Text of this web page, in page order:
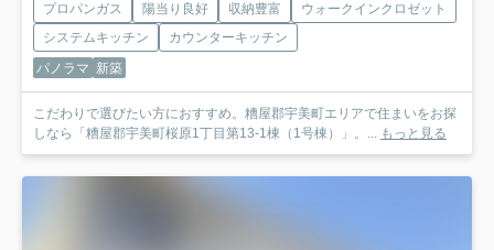
プロパンガス 陽当り良好 収納豊富
ウォークインクロゼット
システムキッチン
カウンターキッチン
パノラマ 新築
こだわりで選びたい方におすすめ。糟屋郡宇美町エリアで住まいをお探
しなら「糟屋郡宇美町桜原1丁目第13-1棟（1号棟）」。... もっと見る